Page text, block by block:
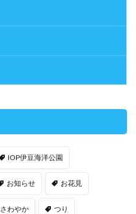
IOP伊豆海洋公園
お知らせ お花見
さわやか つり